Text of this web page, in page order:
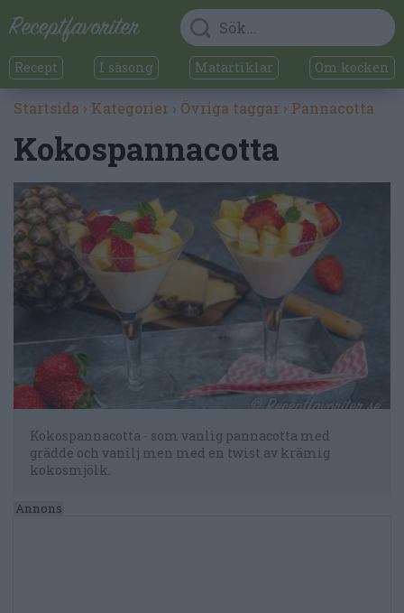
Recept I säsong Matartiklar Om kocken
Startsida › Kategorier › Övriga taggar › Pannacotta
Kokospannacotta
Kokospannacotta - som vanlig pannacotta med
grädde och vanilj men med en twist av krämig
kokosmjölk.